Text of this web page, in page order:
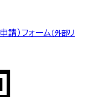
請）フォーム（外部リ